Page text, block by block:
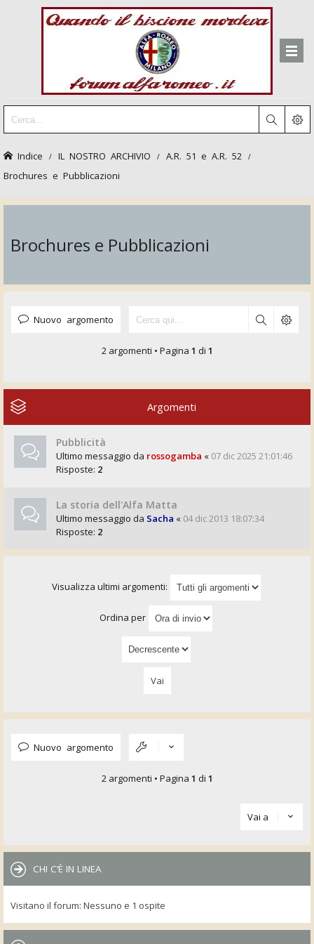
Indice IL NOSTRO ARCHIVIO A.R. 51 e A.R. 52
Brochures e Pubblicazioni
Brochures e Pubblicazioni
Nuovo argomento
2 argomenti • Pagina 1 di 1
Argomenti
Pubblicità
Ultimo messaggio da rossogamba « 07 dic 2025 21:01:46
Risposte: 2
La storia dell'Alfa Matta
Ultimo messaggio da Sacha « 04 dic 2013 18:07:34
Risposte: 2
Visualizza ultimi argomenti:
Ordina per
Nuovo argomento
2 argomenti • Pagina 1 di 1
Vai a
CHI C’È IN LINEA
Visitano il forum: Nessuno e 1 ospite